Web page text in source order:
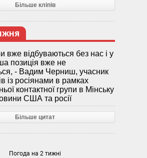
Більше кліпів
вже відбуваються без нас і у
позиція вже не
- Вадим Черниш, учасник
із росіянами в рамках
контактної групи в Мінську
США та росії
Більше цитат
Погода на 2 тижні